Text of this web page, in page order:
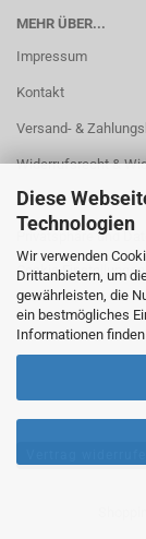
Diese
Technologien
Wir verwenden
Drittanbietern, um
gewährleisten, die
ein bestmögliches
Informationen
MEHR ÜBER...
Impressum
Kontakt
Versand- &
Widerrufsrecht &
AGB
Privatsphäre und
Cookie Einstellungen